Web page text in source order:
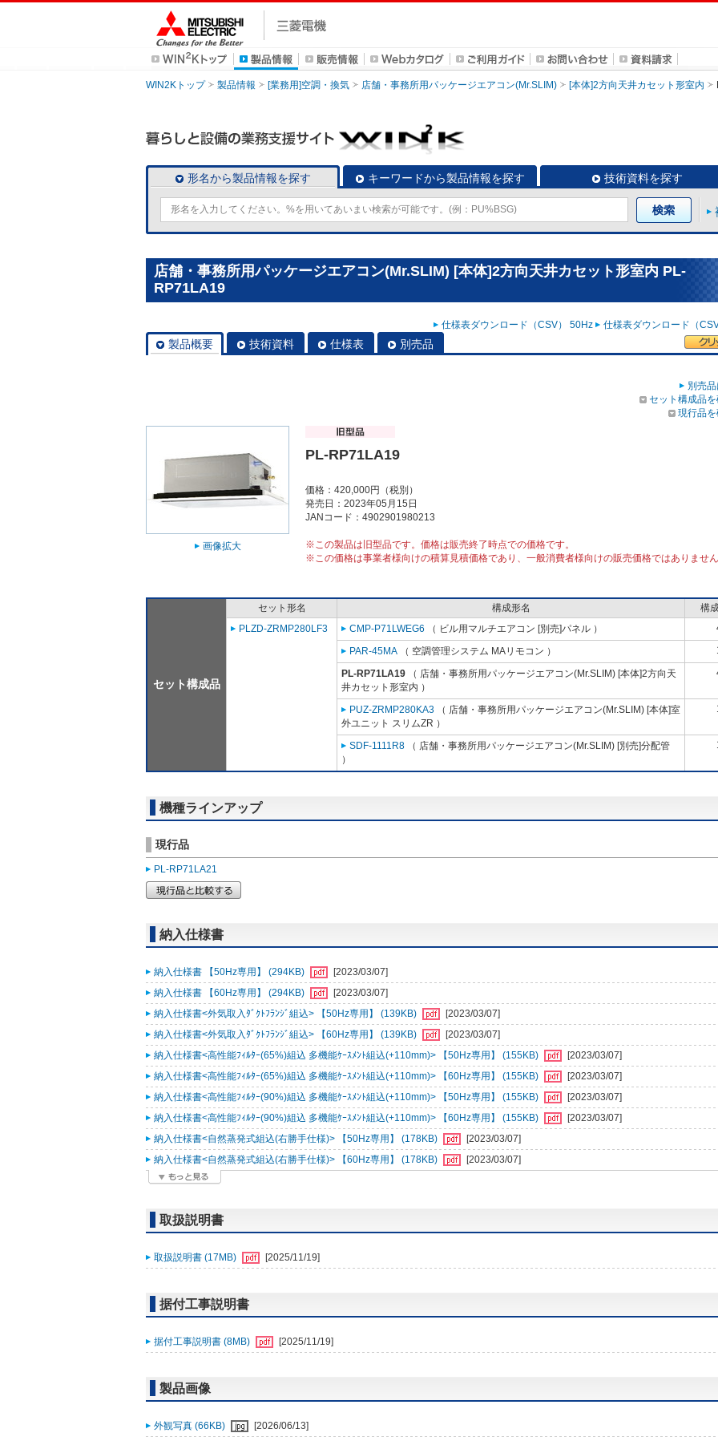
WIN2Kトップ 製品情報 [業務用]空調・換気 店舗・事務所用パッケージエアコン(Mr.SLIM) [本体]2方向天井カセット形室内
形名から製品情報を探す キーワードから製品情報を探す 技術資料を探す
店舗・事務所用パッケージエアコン(Mr.SLIM) [本体]2方向天井カセット形室内 PL-
RP71LA19
仕様表ダウンロード（CSV） 50Hz 仕様表ダウンロード（
製品概要 技術資料 仕様表 別売品
別売
セット構成品
現行品
画像拡大
PL-RP71LA19
価格：420,000円（税別）
発売日：2023年05月15日
JANコード：4902901980213
※この製品は旧型品です。価格は販売終了時点での価格です。
※この価格は事業者様向けの積算見積価格であり、一般消費者様向けの販売価格ではありませ
セット構成品
セット形名 構成形名
構
PLZD-ZRMP280LF3
CMP-P71LWEG6 （ ビル用マルチエアコン [別売]パネル ）
PAR-45MA （ 空調管理システム MAリモコン ）
PL-RP71LA19 （ 店舗・事務所用パッケージエアコン(Mr.SLIM) [本体]2方向天
井カセット形室内 ）
PUZ-ZRMP280KA3 （ 店舗・事務所用パッケージエアコン(Mr.SLIM) [本体]室
外ユニット スリムZR ）
SDF-1111R8 （ 店舗・事務所用パッケージエアコン(Mr.SLIM) [別売]分配管
）
機種ラインアップ
現行品
PL-RP71LA21
納入仕様書
納入仕様書 【50Hz専用】 (294KB)
[2023/03/07]
納入仕様書 【60Hz専用】 (294KB)
[2023/03/07]
納入仕様書<外気取入ﾀﾞｸﾄﾌﾗﾝｼﾞ組込> 【50Hz専用】 (139KB)
[2023/03/07]
納入仕様書<外気取入ﾀﾞｸﾄﾌﾗﾝｼﾞ組込> 【60Hz専用】 (139KB)
[2023/03/07]
納入仕様書<高性能ﾌｨﾙﾀｰ(65%)組込 多機能ｹｰｽﾒﾝﾄ組込(+110mm)> 【50Hz専用】 (155KB)
[2023/03/07]
納入仕様書<高性能ﾌｨﾙﾀｰ(65%)組込 多機能ｹｰｽﾒﾝﾄ組込(+110mm)> 【60Hz専用】 (155KB)
[2023/03/07]
納入仕様書<高性能ﾌｨﾙﾀｰ(90%)組込 多機能ｹｰｽﾒﾝﾄ組込(+110mm)> 【50Hz専用】 (155KB)
[2023/03/07]
納入仕様書<高性能ﾌｨﾙﾀｰ(90%)組込 多機能ｹｰｽﾒﾝﾄ組込(+110mm)> 【60Hz専用】 (155KB)
[2023/03/07]
納入仕様書<自然蒸発式組込(右勝手仕様)> 【50Hz専用】 (178KB)
[2023/03/07]
納入仕様書<自然蒸発式組込(右勝手仕様)> 【60Hz専用】 (178KB)
[2023/03/07]
取扱説明書
取扱説明書 (17MB) [2025/11/19]
据付工事説明書
据付工事説明書 (8MB) [2025/11/19]
製品画像
外観写真 (66KB)
[2026/06/13]